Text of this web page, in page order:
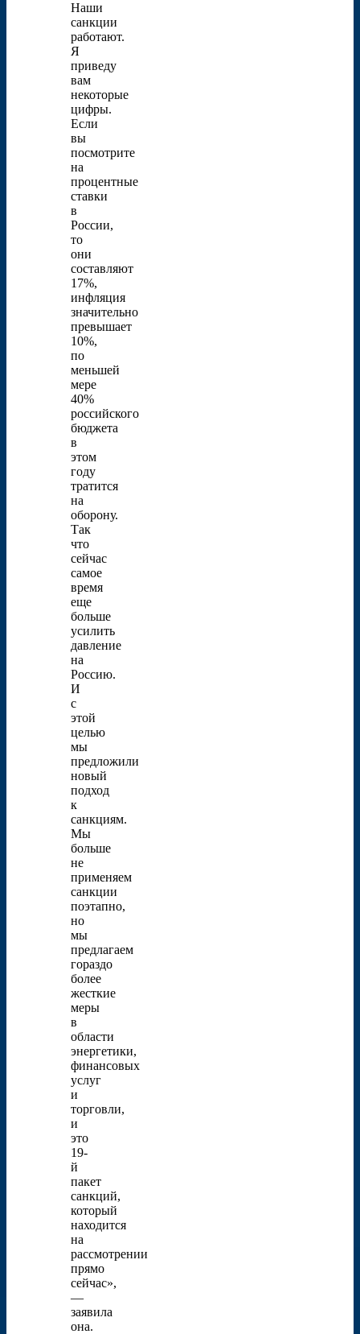
Наши
санкции
работают.
Я
приведу
вам
некоторые
цифры.
Если
вы
посмотрите
на
процентные
ставки
в
России,
то
они
составляют
17%,
инфляция
значительно
превышает
10%,
по
меньшей
мере
40%
российского
бюджета
в
этом
году
тратится
на
оборону.
Так
что
сейчас
самое
время
еще
больше
усилить
давление
на
Россию.
И
с
этой
целью
мы
предложили
новый
подход
к
санкциям.
Мы
больше
не
применяем
санкции
поэтапно,
но
мы
предлагаем
гораздо
более
жесткие
меры
в
области
энергетики,
финансовых
услуг
и
торговли,
и
это
19-
й
пакет
санкций,
который
находится
на
рассмотрении
прямо
сейчас»,
—
заявила
она.